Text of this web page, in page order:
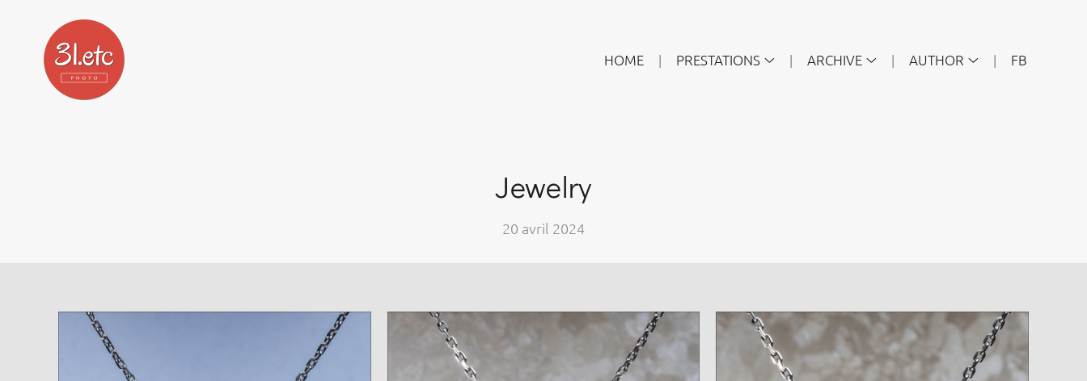
HOME PRESTATIONS ARCHIVE AUTHOR FB
Jewelry
20 avril 2024